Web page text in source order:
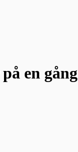
på en gång